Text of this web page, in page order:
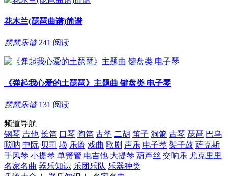
花木兰(琵琶曲谱)简谱
琵琶乐谱 241 阅读
《弹起我心爱的土琵琶》主题曲 键盘类 电子琴
琵琶乐谱 131 阅读
频道导航
钢琴 吉他 长笛 口琴 陶笛 古筝 二胡 笛子 洞箫 古琴 琵琶 巴乌
唢呐 中阮 贝司 埙 乐谱 戏曲 歌剧 声乐 电子琴 架子鼓 萨克斯
手风琴 小提琴 单簧管 电吉他 大提琴 葫芦丝 交响乐 尤克里里
名家名曲 器乐知识 乐团乐队 乐器种类